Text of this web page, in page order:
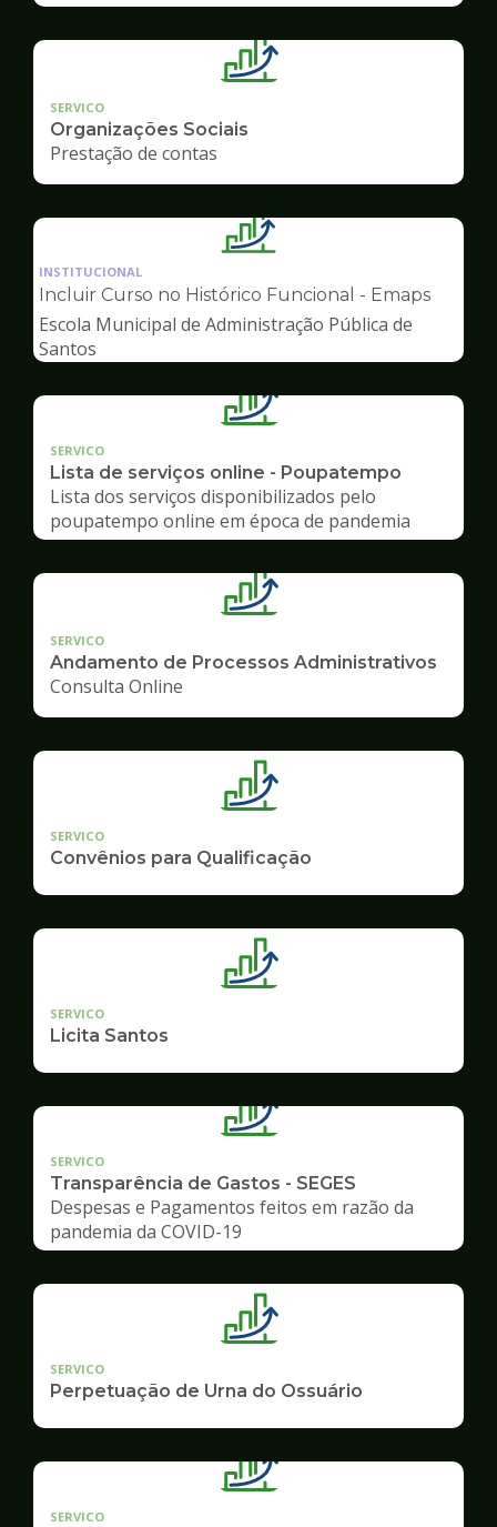
SERVICO
Organizações Sociais
Prestação de contas
Ilustração
pagina
de
Gestão
INSTITUCIONAL
Incluir Curso no Histórico Funcional - Emaps
Escola Municipal de Administração Pública de
Santos
SERVICO
Lista de serviços online - Poupatempo
Lista dos serviços disponibilizados pelo
poupatempo online em época de pandemia
SERVICO
Andamento de Processos Administrativos
Consulta Online
SERVICO
Convênios para Qualificação
SERVICO
Licita Santos
SERVICO
Transparência de Gastos - SEGES
Despesas e Pagamentos feitos em razão da
pandemia da COVID-19
SERVICO
Perpetuação de Urna do Ossuário
SERVICO